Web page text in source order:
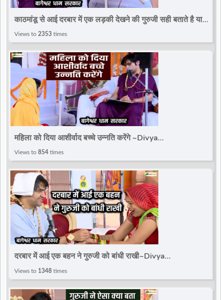
काठमांडू से आई दरबार में एक लड़की देखने की गुरुजी सही बताते है या
नहीं~Divya Darbar~Bageshwar Dham
Views to 2353 times
महिला को दिया आशीर्वाद बच्चे उन्नति करेंगे ~Divya
Darbar~Bageshwar Dham Sarkar
Views to 854 times
दरबार में आई एक बहन ने गुरुजी को बांधी राखी~Divya
Darbar~Bageshwar Dham Sarkar
Views to 1348 times